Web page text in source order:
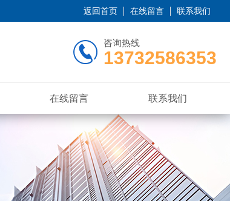
返回首页 在线留言 联系我们
咨询热线
13732586353
在线留言 联系我们